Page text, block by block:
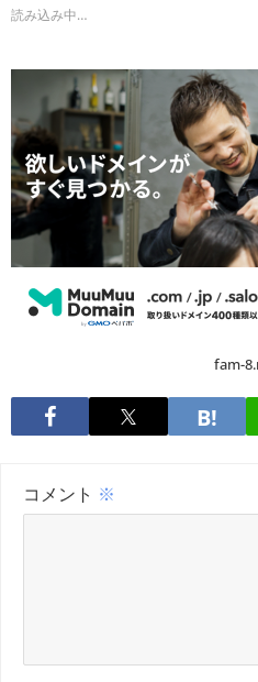
読み込み中…
fam-
コメント ※